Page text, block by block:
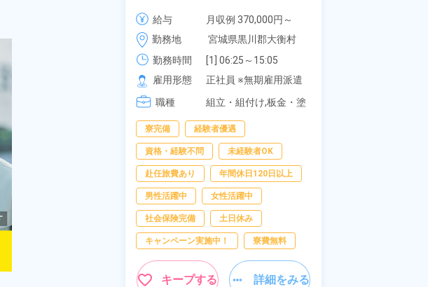
車場あり
》
県由利本荘市　周
員
オペレーター,部
・充填・運搬,検
ッキング,検品,梱包
者優遇
躍中
験不問
付きワンルーム寮完備！赴任旅費
会社負担★人気の土日休み！昇給
＆業績賞与あり！車・バイク通勤
可！無料駐車場あり！カップルで
の応募OK★《宮城県大衡村》
給与
月収例 370,000円～
390,000円
時給 1,700円～1,700円
勤務地
宮城県黒川郡大衡村
周辺
勤務時間
[1] 06:25～15:05
[2] 16:00～00:40
[3] 16:30～01:10
[4] 08:00～16:40
雇用形態
正社員 ※無期雇用派遣
職種
組立・組付け,板金・塗
寮完備 経験者優遇
資格・経験不問 未経験者OK
赴任旅費あり 年間休日120日以上
男性活躍中 女性活躍中
社会保険完備 土日休み
キャンペーン実施中！ 寮費無料
キープする 詳細をみる